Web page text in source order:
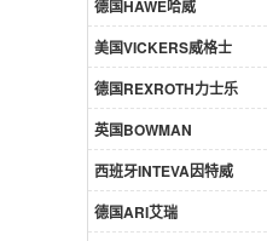
德国HAWE哈威
美国VICKERS威格士
德国REXROTH力士乐
英国BOWMAN
西班牙INTEVA因特威
德国ARI艾瑞